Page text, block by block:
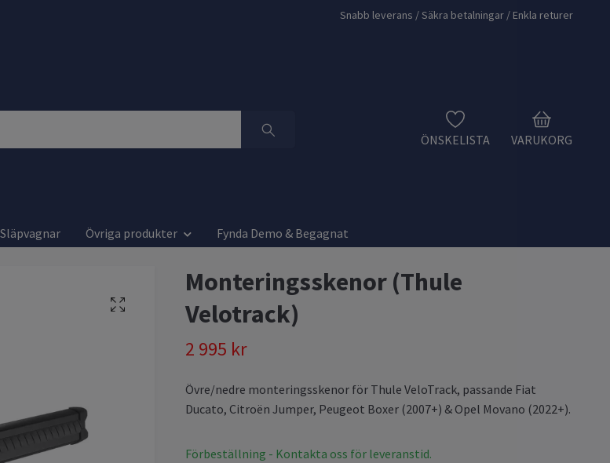
Snabb leverans / Säkra betalningar / Enkla returer
ÖNSKELISTA VARUKORG
Släpvagnar Övriga produkter Fynda Demo & Begagnat
Monteringsskenor (Thule
Velotrack)
2 995 kr
Övre/nedre monteringsskenor för Thule VeloTrack, passande Fiat
Ducato, Citroën Jumper, Peugeot Boxer (2007+) & Opel Movano (2022+).
Förbeställning - Kontakta oss för leveranstid.